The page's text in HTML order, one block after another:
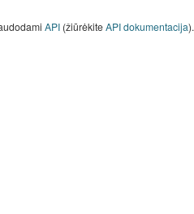
API(žiūrėkiteAPI dokumentacija).